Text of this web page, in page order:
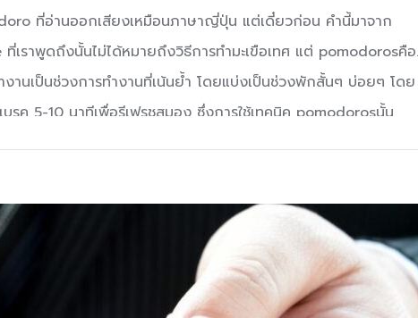
ที่อ่านออกเสียงเหมือนภาษาญี่ปุ่น แต่เดี๋ยวก่อน คำนี้มาจาก
เราพูดถึงนั้นไม่ได้หมายถึงวิธีการทำมะเขือเทศ แต่ pomodorosคือ
านเป็นช่วงการทำงานที่เน้นย้ำ โดยแบ่งเป็นช่วงพักสั้นๆ บ่อยๆ โดย
รค 5-10 นาทีเพื่อรีเฟรชสมอง ซึ่งการใช้เทคนิค pomodorosนั้น
Cirillo ชาวอิตาลีค่ะ โดยเขาค้นพบเนื่องจากสมัยเป็น
งานที่ได้รับมอบหมาย เขาจึงใช้นาฬิกาจับเวลาในครัวรูปทรงมะเขือ
วลานั้น และนับแต่นั้นมาเทคนิค Pomodoro ก็ถือกำเนิดขึ้น ซึ่งเทคนิค
กับใครบ้าง เทคนิค pomodorosคือเทคนิคที่เหมาะกับคนที่ต้องการ